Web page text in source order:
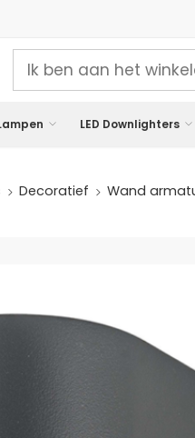
LED Downlighters
Decoratief Wand